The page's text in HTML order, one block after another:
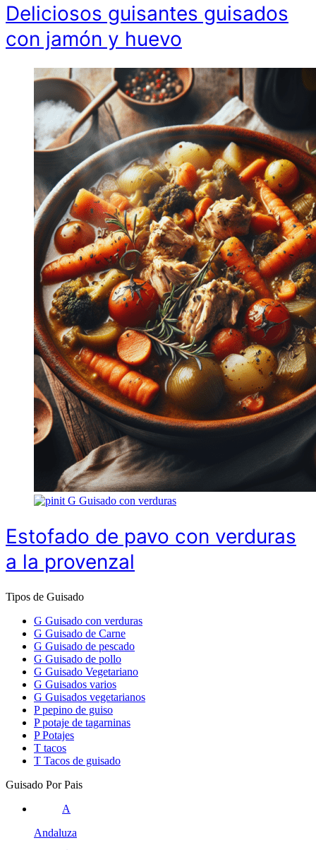
Deliciosos guisantes guisados
con jamón y huevo
G Guisado con verduras
Estofado de pavo con verduras
a la provenzal
Tipos de Guisado
G Guisado con verduras
G Guisado de Carne
G Guisado de pescado
G Guisado de pollo
G Guisado Vegetariano
G Guisados varios
G Guisados vegetarianos
P pepino de guiso
P potaje de tagarninas
P Potajes
T tacos
T Tacos de guisado
Guisado Por Pais
A
Andaluza